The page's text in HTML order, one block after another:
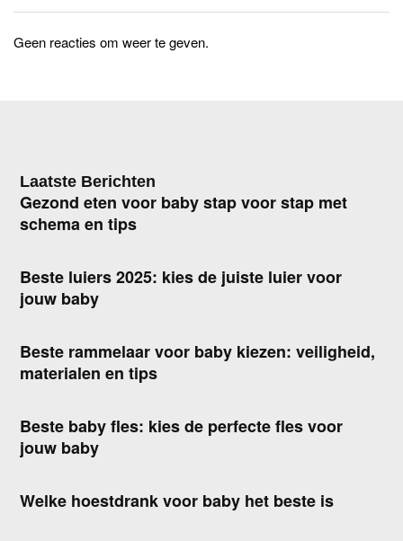
Geen reacties om weer te geven.
Laatste Berichten
Gezond eten voor baby stap voor stap met
schema en tips
Beste luiers 2025: kies de juiste luier voor
jouw baby
Beste rammelaar voor baby kiezen: veiligheid,
materialen en tips
Beste baby fles: kies de perfecte fles voor
jouw baby
Welke hoestdrank voor baby het beste is